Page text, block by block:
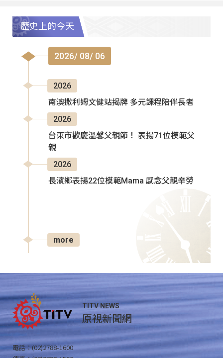
歷史上的今天
2026/ 08/ 06
2026
南澳撒利姆文健站揭牌 多元課程陪伴長者
2026
台東市歡慶溫馨父親節！ 表揚71位模範父
親
2026
長濱鄉表揚22位模範Mama 感念父親辛勞
more
TITV NEWS
原視新聞網
電話：(02)2788-1600